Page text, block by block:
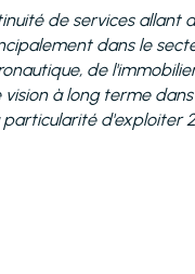
de services allant
dans le
de
à long terme
d'exploiter